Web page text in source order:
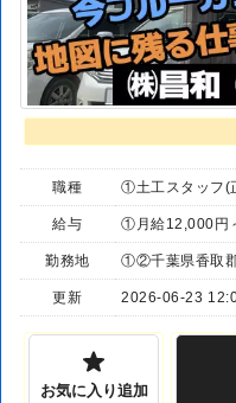
職種 ①土工スタッフ(
給与 ①月給12,000円
勤務地 ①②千葉県香取
更新 2026-06-23
お気に入り追加